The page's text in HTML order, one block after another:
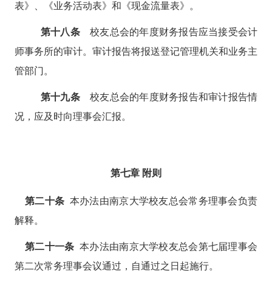
表》、《业务活动表》和《现金流量表》。
第十八条校友总会的年度财务报告应当接受会计
师事务所的审计。审计报告将报送登记管理机关和业务主
管部门。
第十九条校友总会的年度财务报告和审计报告情
况，应及时向理事会汇报。
第七章 附则
第二十条 本办法由南京大学校友总会常务理事会负责
解释。
第二十一条 本办法由南京大学校友总会第七届理事会
第二次常务理事会议通过，自通过之日起施行。